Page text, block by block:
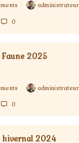
administrateur
0
Faune 2025
administrateur
0
hivernal 2024